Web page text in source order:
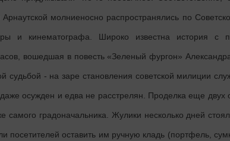
молниеносно распространялись по
и кинематографа. Широко известна история
вошедшая в повесть «Зеленый фургон»
судьбой - на заре становления советской милиции
осужден и едва не расстрелян. Проделка еще двух
самого градоначальника. Жулики несколько дней
посетителей оставить им ручную кладь (портфель,